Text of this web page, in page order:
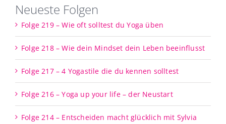
Neueste Folgen
Folge 219 – Wie oft solltest du Yoga üben
Folge 218 – Wie dein Mindset dein Leben beeinflusst
Folge 217 – 4 Yogastile die du kennen solltest
Folge 216 – Yoga up your life – der Neustart
Folge 214 – Entscheiden macht glücklich mit Sylvia